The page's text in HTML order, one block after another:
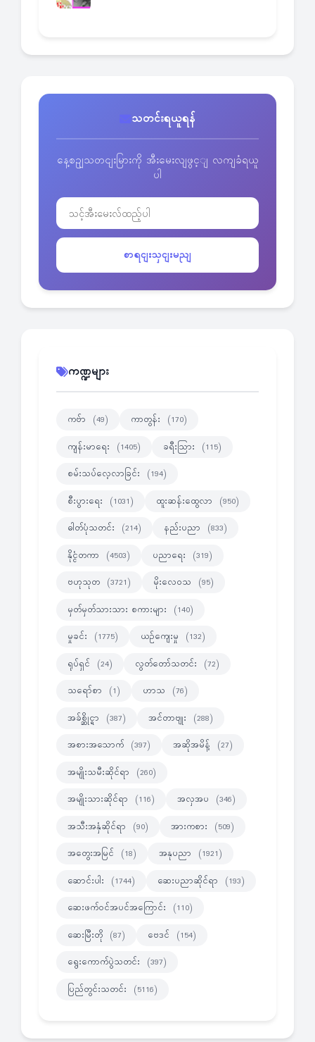
သတင်းရယူရန်
နေ့စဥျသတငျးမြားကို အီးမေးလျဖွင့ျ လကျခံရယူ
ပါ
စာရငျးသှငျးမညျ
ကဏ္ဍများ
ကဗ်ာ (49) ကာတွန်း (170)
ကျန်းမာရေး (1405) ခရီးသြား (115)
စမ်းသပ်လေ့လာခြင်း (194)
စီးပွားရေး (1031) ထူးဆန်းထွေလာ (950)
ဓါတ်ပုံသတင်း (214) နည်းပညာ (833)
နိုင္ငံတကာ (4503) ပညာရေး (319)
ဗဟုသုတ (3721) မိုးလေဝသ (95)
မှတ်မှတ်သားသား စကားများ (140)
မှုခင်း (1775) ယဉ်ကျေးမှု (132)
ရုပ်ရှင် (24) လွတ်တော်သတင်း (72)
သရော်စာ (1) ဟာသ (76)
အခ်စ္ဆိုင္ရာ (387) အင်တာဗျုး (288)
အစားအသောက် (397) အဆိုအမိန့် (27)
အမျိုးသမီးဆိုင်ရာ (260)
အမျိုးသားဆိုင်ရာ (116) အလှအပ (346)
အသီးအနှံဆိုင်ရာ (90) အားကစား (509)
အတွေးအမြင် (18) အနုပညာ (1921)
ဆောင်းပါး (1744) ဆေးပညာဆိုင်ရာ (193)
ဆေးဖက်ဝင်အပင်အကြောင်း (110)
ဆေးမြီးတို (87) ဗေဒင် (154)
ရွေးကောက်ပွဲသတင်း (397)
ပြည်တွင်းသတင်း (5116)